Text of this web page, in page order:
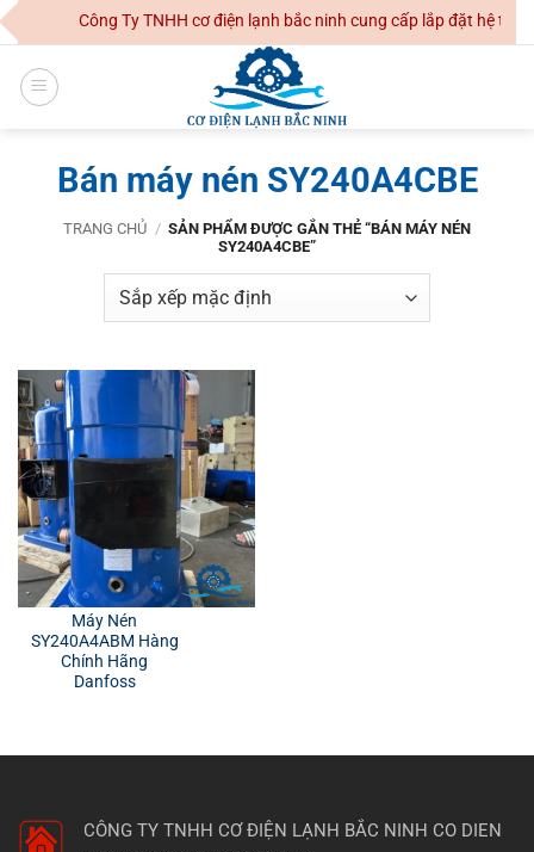
Skip
to
content
Công Ty TNHH cơ điện lạnh bắc ninh cung cấp lắp đặt hệ
Bán máy nén SY240A4CBE
TRANG CHỦ / SẢN PHẨM ĐƯỢC GẮN THẺ “BÁN MÁY NÉN
SY240A4CBE”
Máy Nén
SY240A4ABM Hàng
Chính Hãng
Danfoss
CÔNG TY TNHH CƠ ĐIỆN LẠNH BẮC NINH CO DIEN